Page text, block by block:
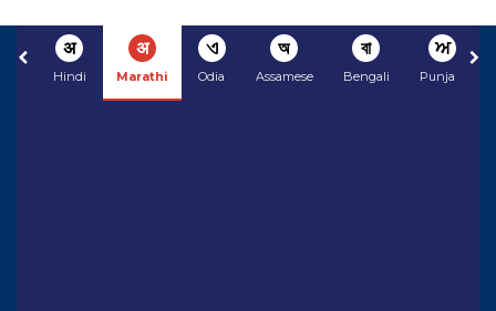
अ
Hindi
अ
Marathi
ଏ
Odia
অ
Assamese
বা
Bengali
ਅ
Punjabi